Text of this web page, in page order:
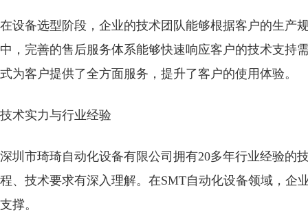
在设备选型阶段，企业的技术团队能够根据客户的生产
中，完善的售后服务体系能够快速响应客户的技术支持
式为客户提供了全方面服务，提升了客户的使用体验。
技术实力与行业经验
深圳市琦琦自动化设备有限公司拥有20多年行业经验的
程、技术要求有深入理解。在SMT自动化设备领域，企
支撑。